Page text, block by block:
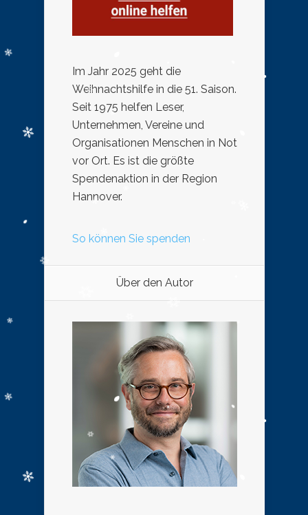
Im Jahr 2025 geht die
Weihnachtshilfe in die 51. Saison.
Seit 1975 helfen Leser,
Unternehmen, Vereine und
Organisationen Menschen in Not
vor Ort. Es ist die größte
Spendenaktion in der Region
Hannover.
So können Sie spenden
Über den Autor